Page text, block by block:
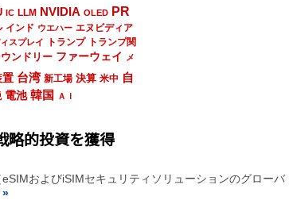
IC LLM NVIDIA OLED PR
インド ウエハー エヌビディア
スプレイ トランプ
トランプ関
ンドリー ファーウェイ メ
置 台湾 新工場 決算 米中 自
電池 韓国 ＡＩ
略的投資を獲得
およびiSIMセキュリティソリューションのグローバ
»